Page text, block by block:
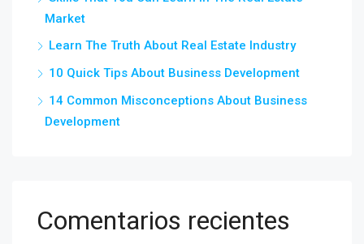
Market
Learn The Truth About Real Estate Industry
10 Quick Tips About Business Development
14 Common Misconceptions About Business
Development
Comentarios recientes